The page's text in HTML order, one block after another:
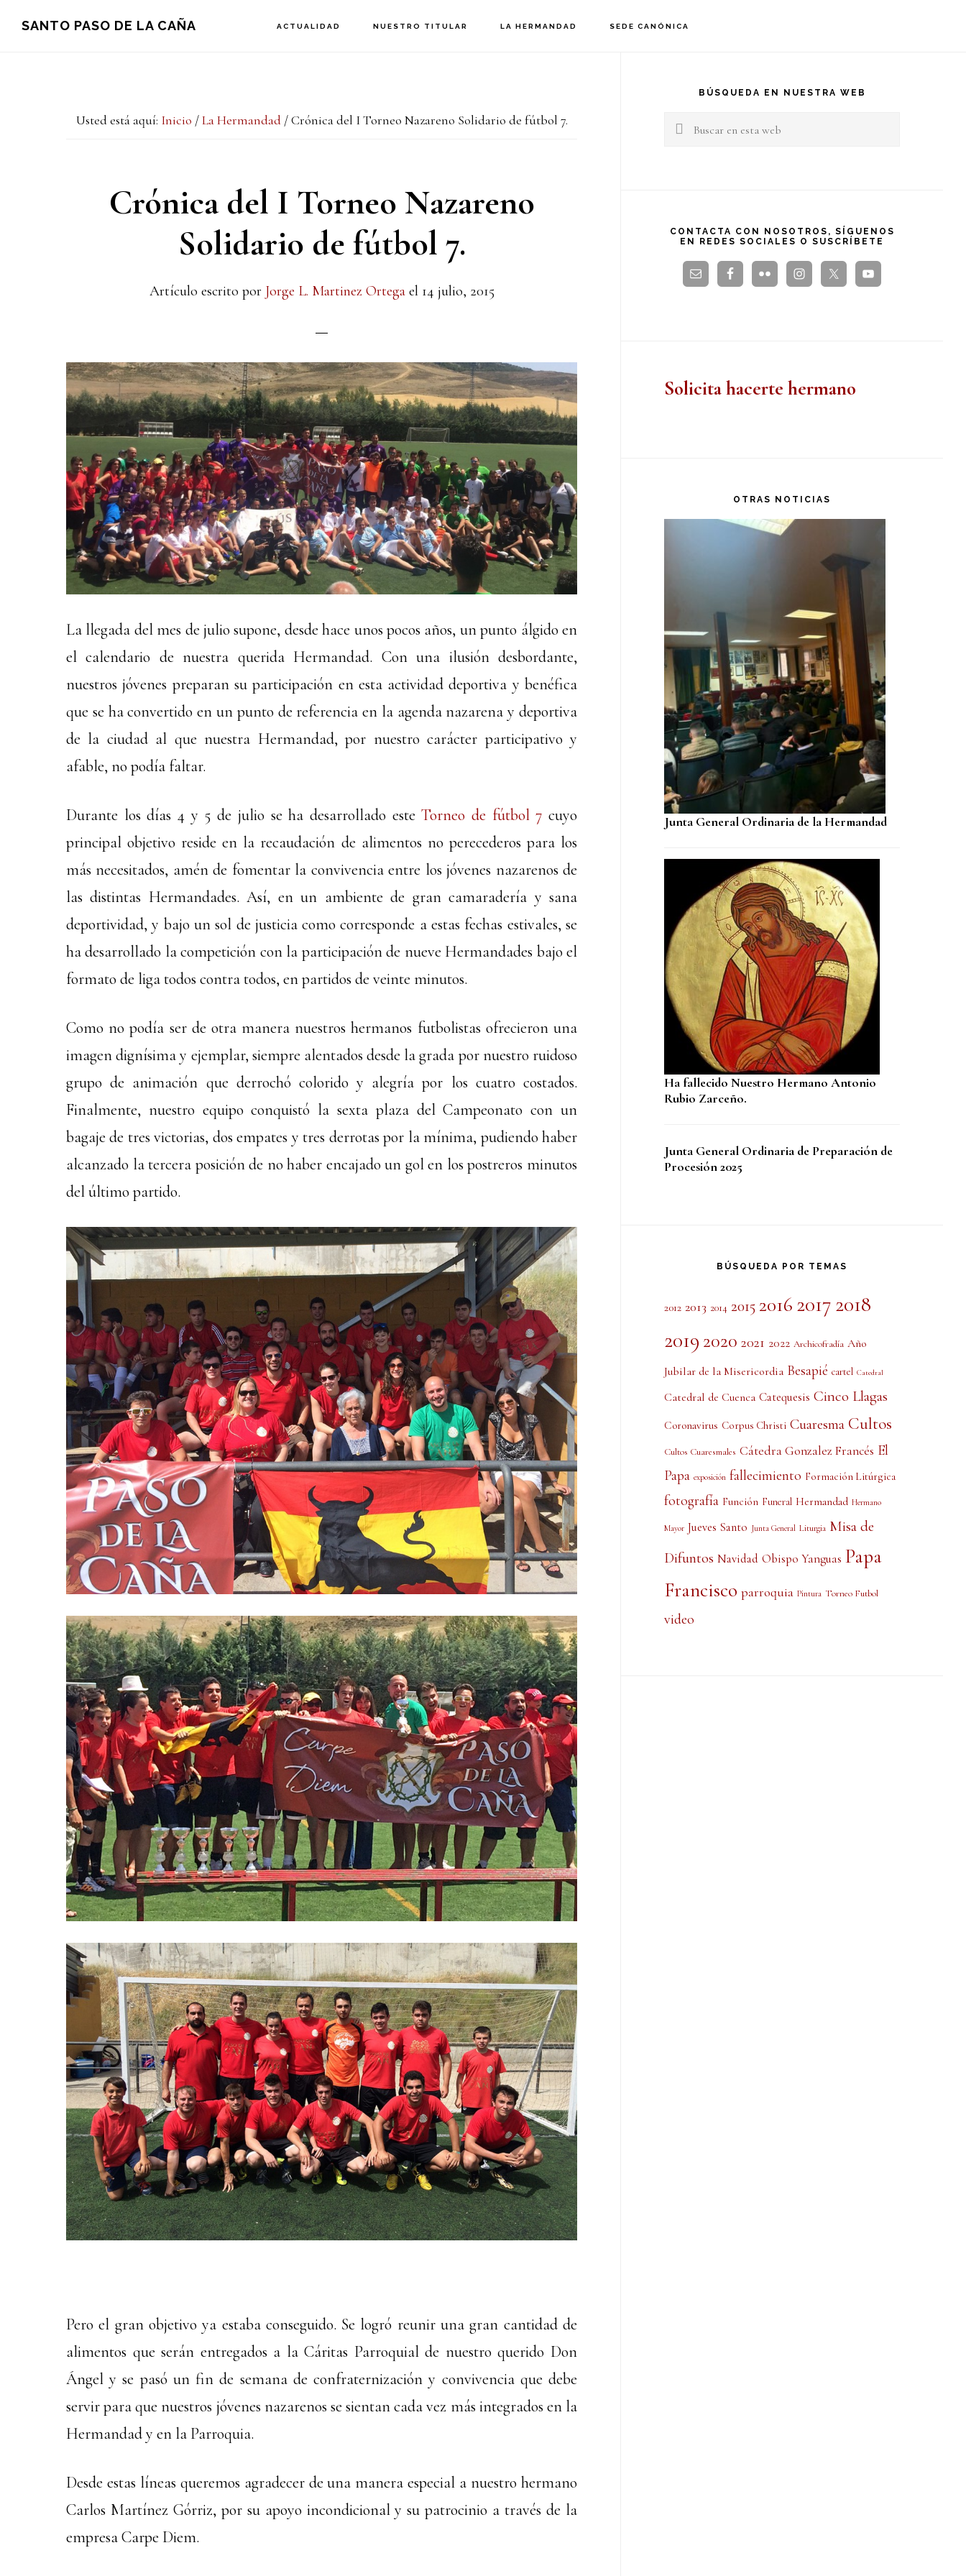
SANTO PASO DE LA CAÑA ACTUALIDAD NUESTRO TITULAR LA HERMANDAD SEDE CANÓNICA
Usted está aquí: Inicio / La Hermandad /Crónica del I Torneo Nazareno Solidario de fútbol 7.
Crónica del I Torneo Nazareno
Solidario de fútbol 7.
Artículo escrito por Jorge L. Martinez Ortegael 14 julio, 2015
La llegada del mes de julio supone, desde hace unos pocos años, un punto álgido en
el calendario de nuestra querida Hermandad. Con una ilusión desbordante,
nuestros jóvenes preparan su participación en esta actividad deportiva y benéfica
que se ha convertido en un punto de referencia en la agenda nazarena y deportiva
de la ciudad al que nuestra Hermandad, por nuestro carácter participativo y
afable, no podía faltar.
Durante los días 4 y 5 de julio se ha desarrollado esteTorneo de fútbol 7 cuyo
principal objetivo reside en la recaudación de alimentos no perecederos para los
más necesitados, amén de fomentar la convivencia entre los jóvenes nazarenos de
las distintas Hermandades. Así, en un ambiente de gran camaradería y sana
deportividad, y bajo un sol de justicia como corresponde a estas fechas estivales, se
ha desarrollado la competición con la participación de nueve Hermandades bajo el
formato de liga todos contra todos, en partidos de veinte minutos.
Como no podía ser de otra manera nuestros hermanos futbolistas ofrecieron una
imagen dignísima y ejemplar, siempre alentados desde la grada por nuestro ruidoso
grupo de animación que derrochó colorido y alegría por los cuatro costados.
Finalmente, nuestro equipo conquistó la sexta plaza del Campeonato con un
bagaje de tres victorias, dos empates y tres derrotas por la mínima, pudiendo haber
alcanzado la tercera posición de no haber encajado un gol en los postreros minutos
del último partido.
Pero el gran objetivo ya estaba conseguido. Se logró reunir una gran cantidad de
alimentos que serán entregados a la Cáritas Parroquial de nuestro querido Don
Ángel y se pasó un fin de semana de confraternización y convivencia que debe
servir para que nuestros jóvenes nazarenos se sientan cada vez más integrados en la
Hermandad y en la Parroquia.
Desde estas líneas queremos agradecer de una manera especial a nuestro hermano
Carlos Martínez Górriz, por su apoyo incondicional y su patrocinio a través de la
empresa Carpe Diem.
principal
BÚSQUEDA EN NUESTRA WEB
Buscar
CONTACTA CON NOSOTROS, SÍGUENOS
EN REDES SOCIALES O SUSCRÍBETE
Solicita hacerte hermano
OTRAS NOTICIAS
Junta General Ordinaria de la Hermandad
Ha fallecido Nuestro Hermano Antonio
Rubio Zarceño.
Junta General Ordinaria de Preparación de
Procesión 2025
BÚSQUEDA POR TEMAS
2012 2013 2014 20152016 2017 2018
2019 2020 2021 2022 Archicofradía Año
Jubilar de la Misericordia Besapié cartel Catedral
Catedral de Cuenca Catequesis Cinco Llagas
Coronavirus Corpus Christi Cuaresma Cultos
Cultos Cuaresmales Cátedra Gonzalez Francés El
Papa exposición fallecimiento Formación Litúrgica
fotografía Función Funeral Hermandad Hermano
Mayor Jueves Santo Junta General Liturgia Misa de
Difuntos Navidad Obispo Yanguas Papa
Francisco parroquia Pintura Torneo Futbol
video